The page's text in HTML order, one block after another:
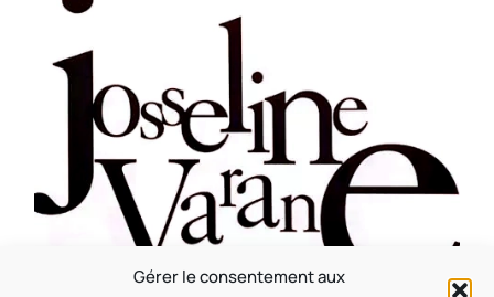
Gérer le consentement aux
MUSICALE